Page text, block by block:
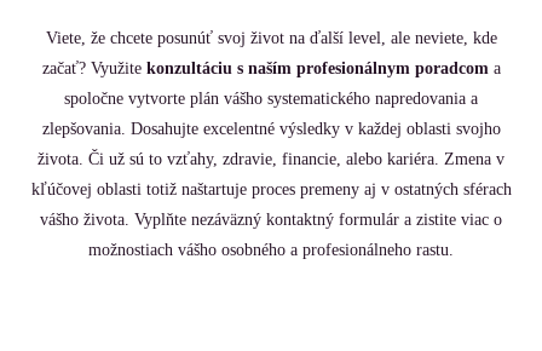
Viete, že chcete posunúť svoj život na ďalší level, ale neviete, kde
začať? Využitekonzultáciu s naším profesionálnym poradcom a
spoločne vytvorte plán vášho systematického napredovania a
zlepšovania. Dosahujte excelentné výsledky v každej oblasti svojho
života. Či už sú to vzťahy, zdravie, financie, alebo kariéra. Zmena v
kľúčovej oblasti totiž naštartuje proces premeny aj v ostatných sférach
vášho života. Vyplňte nezáväzný kontaktný formulár a zistite viac o
možnostiach vášho osobného a profesionálneho rastu.